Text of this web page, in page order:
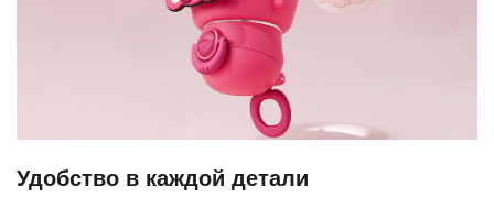
Удобство в каждой детали